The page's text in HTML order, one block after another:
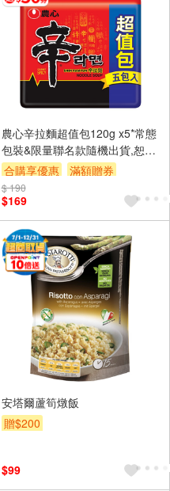
農心辛拉麵超值包120g x5*常態
包裝&限量聯名款隨機出貨,恕不
指定(以實際出貨為主)
合購享優惠
滿額贈券
贈$200
$ 190
$169
安塔爾蘆筍燉飯
贈$200
$99